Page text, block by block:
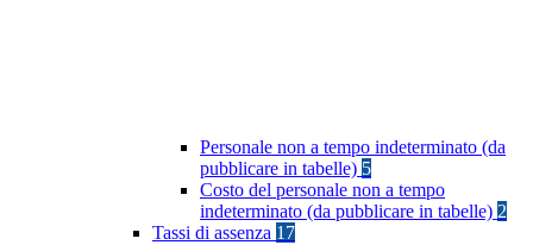
Personale non a tempo indeterminato (da
pubblicare in tabelle) 5
Costo del personale non a tempo
indeterminato (da pubblicare in tabelle) 2
Tassi di assenza 17